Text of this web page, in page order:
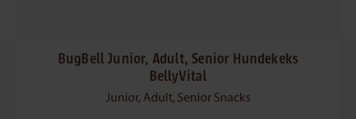
BugBell Junior, Adult, Senior Hundekeks
BellyVital
Junior, Adult, Senior Snacks